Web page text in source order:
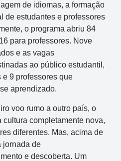
de idiomas, a formação
de estudantes e professores
o programa abriu 84
para professores. Nove
e as vagas
ao público estudantil,
9 professores que
aprendizado.
voo rumo a outro país, o
cultura completamente nova,
diferentes. Mas, acima de
jornada de
e descoberta. Um